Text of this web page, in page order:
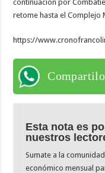
continuación por
retome hasta el Complejo
https://
Esta nota es
nuestros
Sumate a la
económico mensual